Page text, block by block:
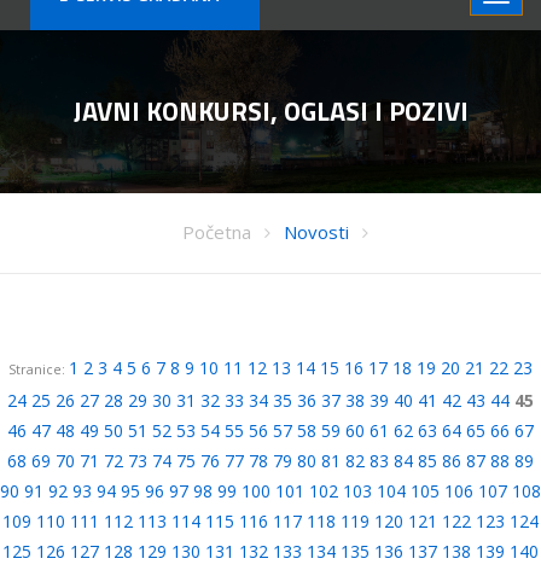
JAVNI KONKURSI, OGLASI I POZIVI
Početna Novosti
Stranice: 1 2 3 4 5 6 7 8 9 10 11 12 13 14 15 16 17 18 19 20 21 22 23
24 25 26 27 28 29 30 31 32 33 34 35 36 37 38 39 40 41 42 43 44 45
46 47 48 49 50 51 52 53 54 55 56 57 58 59 60 61 62 63 64 65 66 67
68 69 70 71 72 73 74 75 76 77 78 79 80 81 82 83 84 85 86 87 88 89
90 91 92 93 94 95 96 97 98 99 100 101 102 103 104 105 106 107 108
109 110 111 112 113 114 115 116 117 118 119 120 121 122 123 124
125 126 127 128 129 130 131 132 133 134 135 136 137 138 139 140